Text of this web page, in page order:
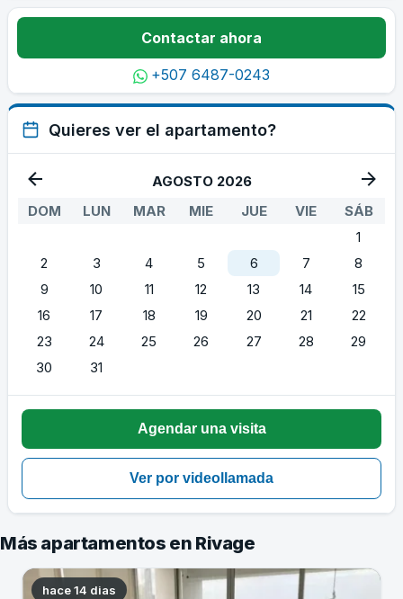
Contactar ahora
+507 6487-0243
Quieres ver el apartamento?
AGOSTO 2026
DOM
LUN MAR MIE JUE VIE
SÁB
1
2
3 4 5 6 7
8
9
10 11 12 13 14
15
16
17 18 19 20 21
22
23
24 25 26 27 28
29
30
31
Más apartamentos en Rivage
hace 14 dias